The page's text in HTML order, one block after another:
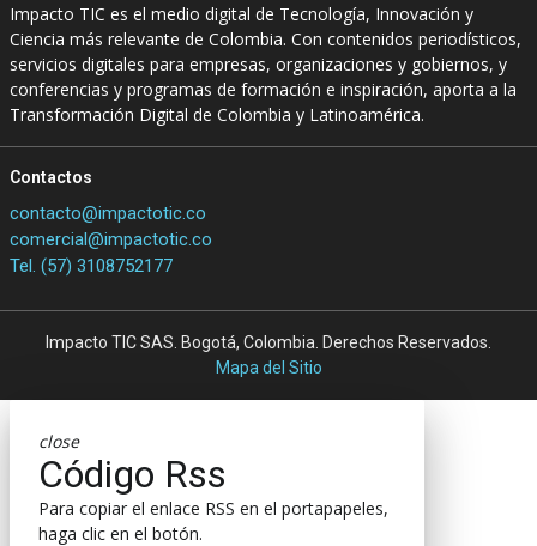
Impacto TIC es el medio digital de Tecnología, Innovación y
Ciencia más relevante de Colombia. Con contenidos periodísticos,
servicios digitales para empresas, organizaciones y gobiernos, y
conferencias y programas de formación e inspiración, aporta a la
Transformación Digital de Colombia y Latinoamérica.
Contactos
contacto@impactotic.co
comercial@impactotic.co
Tel. (57) 3108752177
Impacto TIC SAS. Bogotá, Colombia. Derechos Reservados.
Mapa del Sitio
close
Código Rss
Para copiar el enlace RSS en el portapapeles,
haga clic en el botón.